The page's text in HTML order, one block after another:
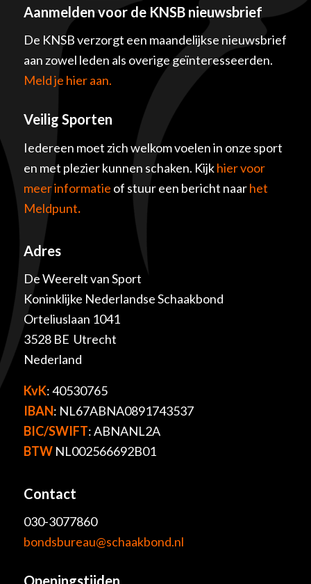
Aanmelden voor de KNSB nieuwsbrief
De KNSB verzorgt een maandelijkse nieuwsbrief
aan zowel leden als overige geïnteresseerden.
Meld je hier aan.
Veilig Sporten
Iedereen moet zich welkom voelen in onze sport
en met plezier kunnen schaken. Kijkhier voor
meer informatie of stuur een bericht naarhet
Meldpunt.
Adres
De Weerelt van Sport
Koninklijke Nederlandse Schaakbond
Orteliuslaan 1041
3528 BE Utrecht
Nederland
KvK: 40530765
IBAN: NL67ABNA0891743537
BIC/SWIFT: ABNANL2A
BTWNL002566692B01
Contact
030-3077860
bondsbureau@schaakbond.nl
Openingstijden